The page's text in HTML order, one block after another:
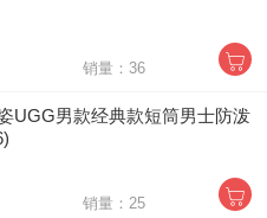
销量：36
UGG男款经典款短筒男士防泼
销量：25